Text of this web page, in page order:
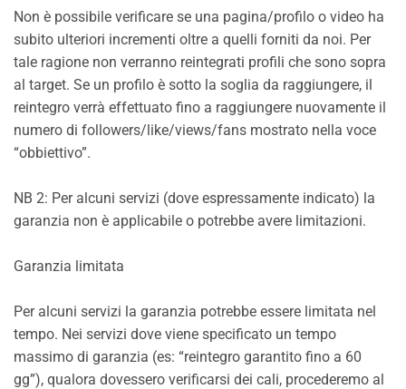
Non è possibile verificare se una pagina/profilo o video ha
subito ulteriori incrementi oltre a quelli forniti da noi. Per
tale ragione non verranno reintegrati profili che sono sopra
al target. Se un profilo è sotto la soglia da raggiungere, il
reintegro verrà effettuato fino a raggiungere nuovamente il
numero di followers/like/views/fans mostrato nella voce
“obbiettivo”.
NB 2: Per alcuni servizi (dove espressamente indicato) la
garanzia non è applicabile o potrebbe avere limitazioni.
Garanzia limitata
Per alcuni servizi la garanzia potrebbe essere limitata nel
tempo. Nei servizi dove viene specificato un tempo
massimo di garanzia (es: “reintegro garantito fino a 60
gg”), qualora dovessero verificarsi dei cali, procederemo al